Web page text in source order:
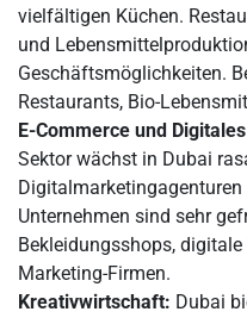
vielfältigen Küchen.
und
Geschäftsmöglichkeiten.
Restaurants, Bio-
E-Commerce und
Sektor wächst in Dubai
Unternehmen sind sehr
Bekleidungsshops,
Marketing-Firmen.
Kreativwirtschaft: Dubai